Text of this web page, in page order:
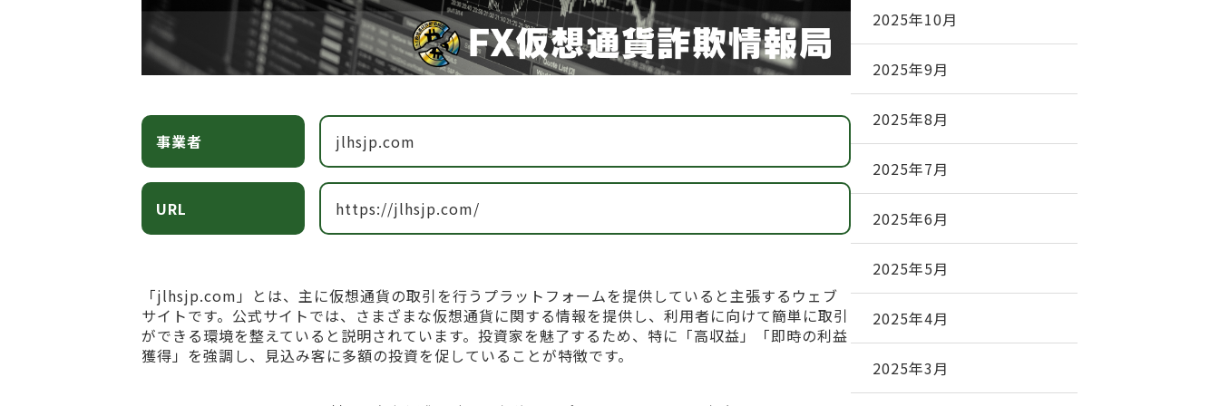
事業者 jlhsjp.com
URL https://jlhsjp.com/
「jlhsjp.com」とは、主に仮想通貨の取引を行うプラットフォームを提供していると主張するウェブ
サイトです。公式サイトでは、さまざまな仮想通貨に関する情報を提供し、利用者に向けて簡単に取引
ができる環境を整えていると説明されています。投資家を魅了するため、特に「高収益」「即時の利益
獲得」を強調し、見込み客に多額の投資を促していることが特徴です。
2025年10月
2025年9月
2025年8月
2025年7月
2025年6月
2025年5月
2025年4月
2025年3月